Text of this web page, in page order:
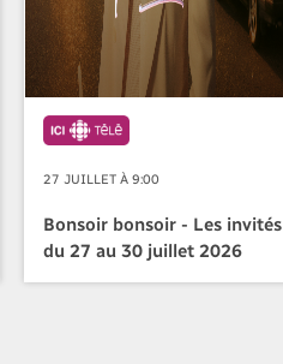
27 JUILLET À 9:00
Bonsoir bonsoir - Les invités
du 27 au 30 juillet 2026